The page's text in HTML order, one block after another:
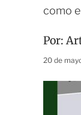
como
Por:
20 de